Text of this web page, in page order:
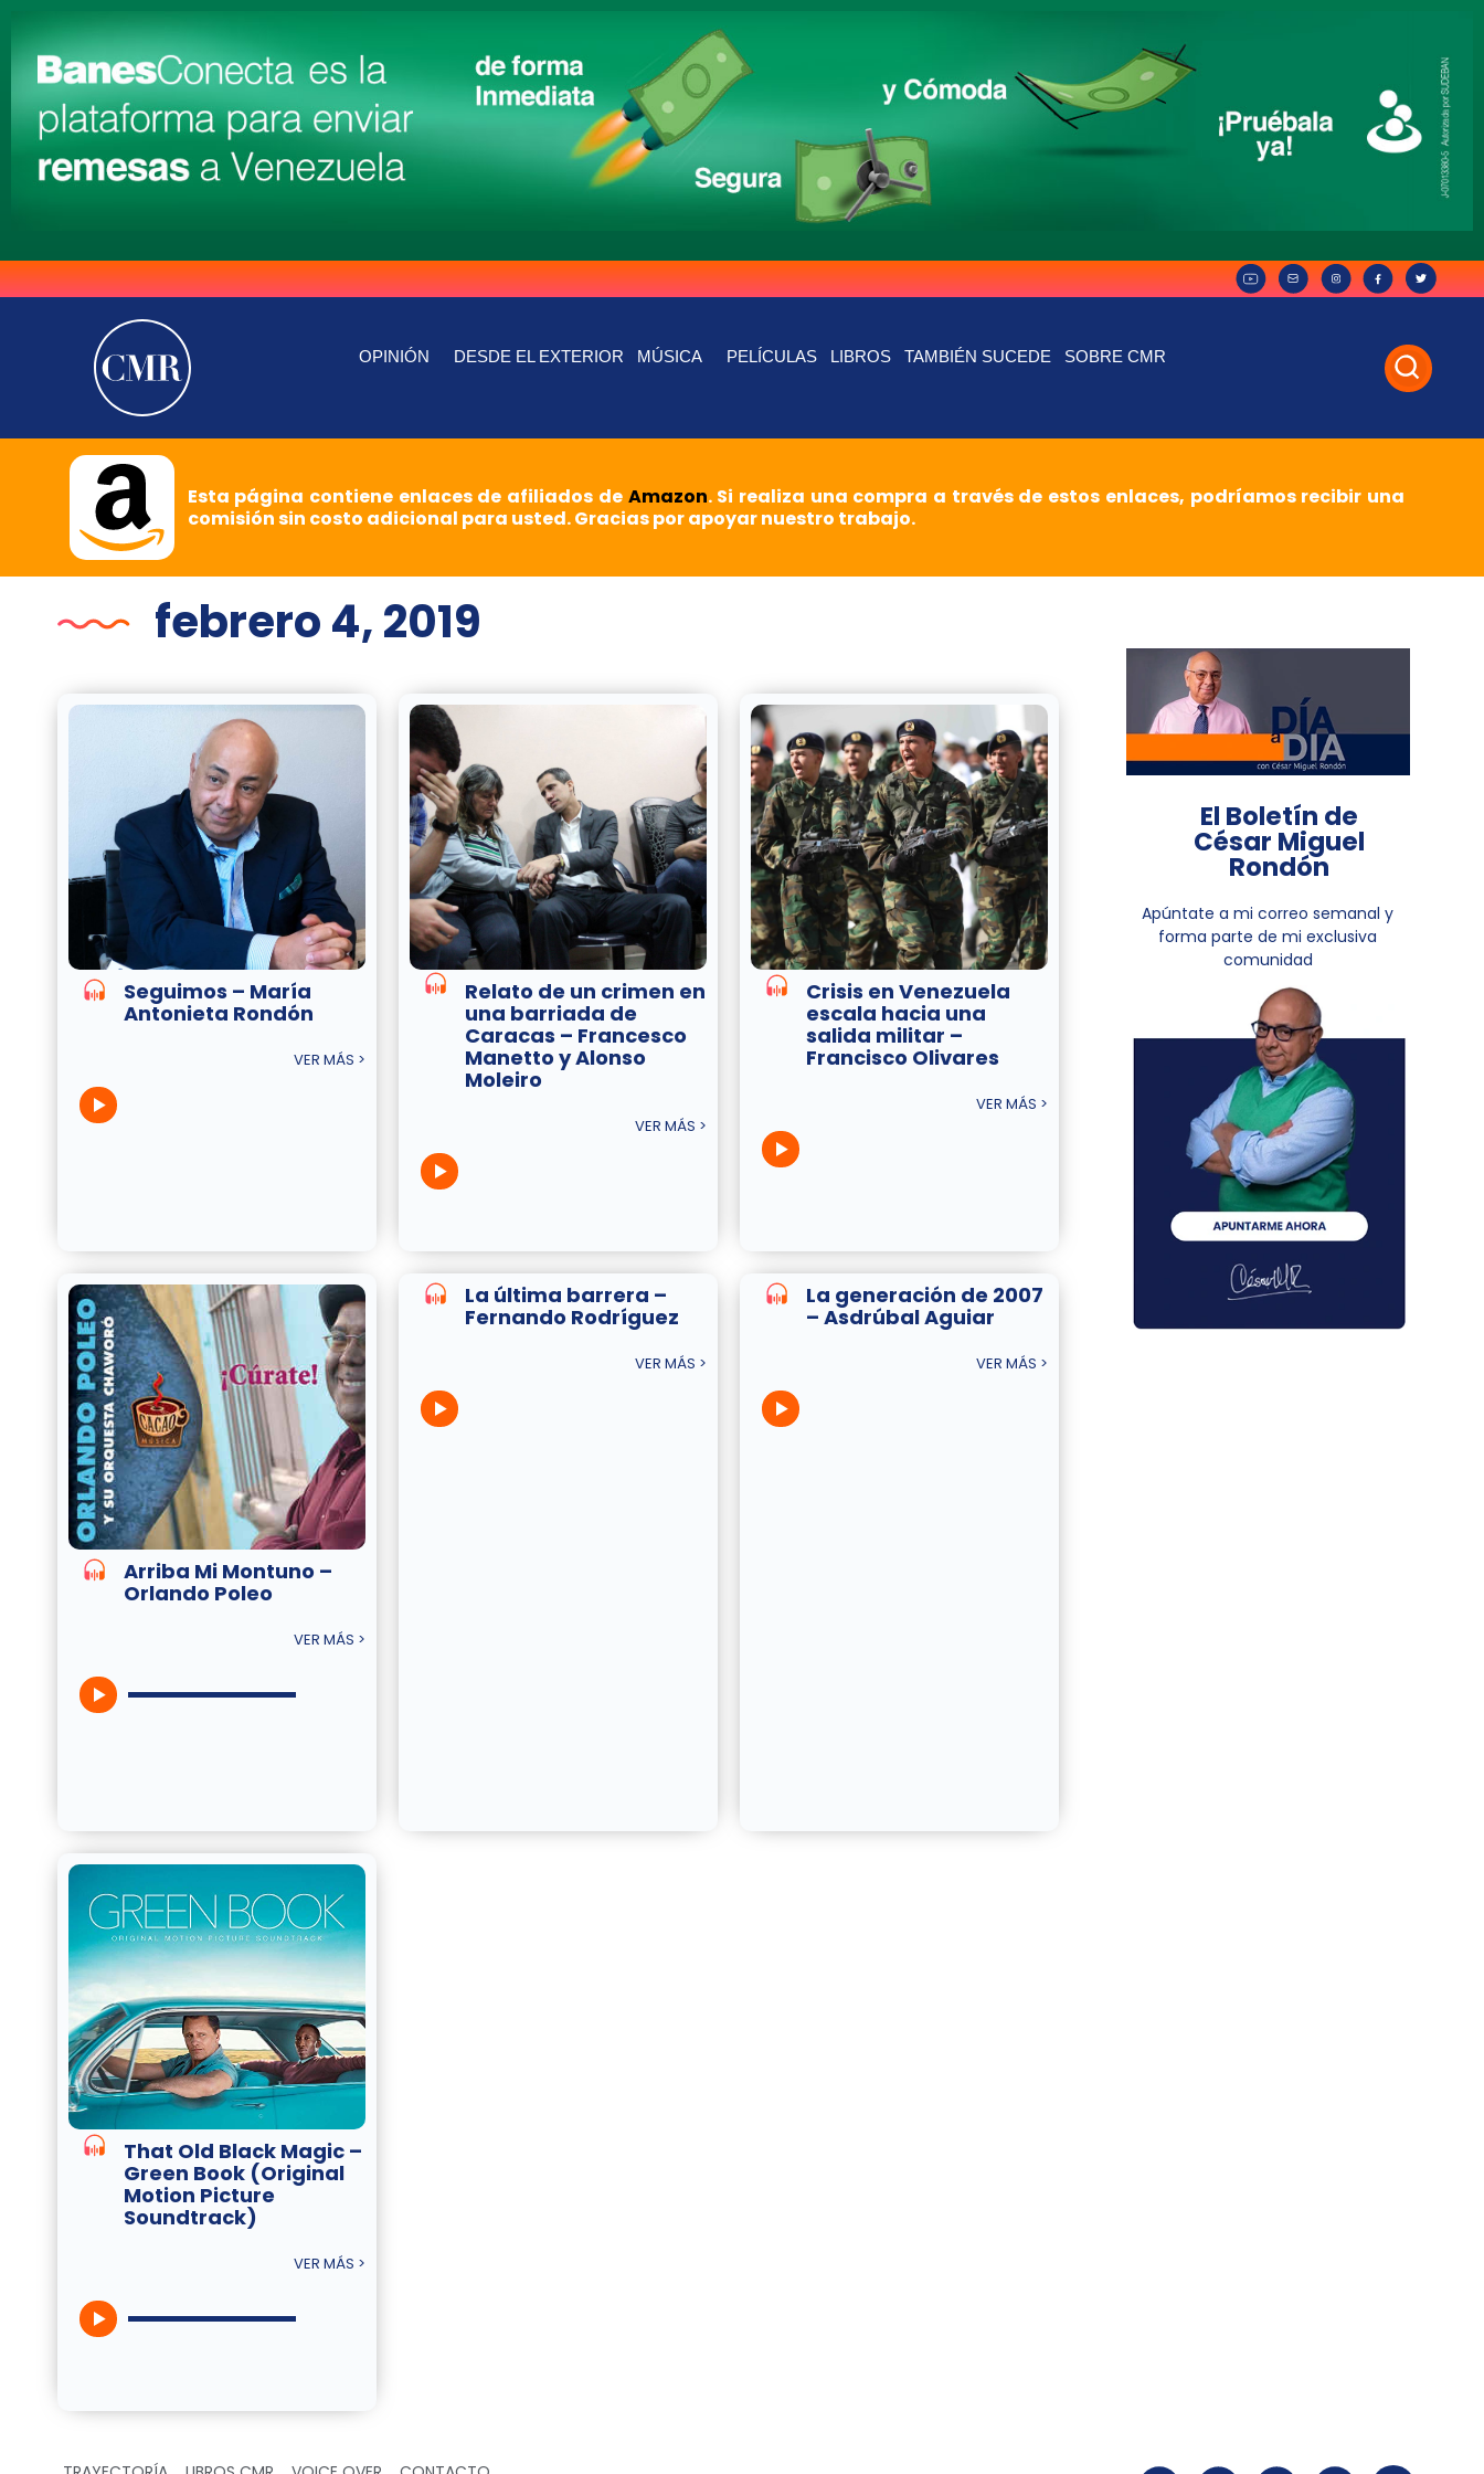
OPINIÓN DESDE EL EXTERIOR MÚSICA PELÍCULAS LIBROS TAMBIÉN SUCEDE SOBRE CMR
Esta página contiene enlaces de afiliados de Amazon. Si realiza una compra a través de estos enlaces, podríamos recibir una
comisión sin costo adicional para usted. Gracias por apoyar nuestro trabajo.
febrero 4, 2019
Seguimos – María
Antonieta Rondón
VER MÁS >
Relato de un crimen en
una barriada de
Caracas – Francesco
Manetto y Alonso
Moleiro
VER MÁS >
Crisis en Venezuela
escala hacia una
salida militar –
Francisco Olivares
VER MÁS >
Arriba Mi Montuno –
Orlando Poleo
VER MÁS >
La última barrera –
Fernando Rodríguez
VER MÁS >
La generación de 2007
– Asdrúbal Aguiar
VER MÁS >
That Old Black Magic –
Green Book (Original
Motion Picture
Soundtrack)
VER MÁS >
El Boletín de
César Miguel
Rondón
Apúntate a mi correo semanal y
forma parte de mi exclusiva
comunidad